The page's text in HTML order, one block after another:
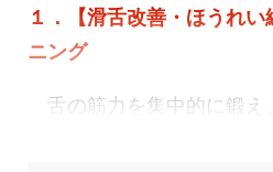
１．【滑舌改善・ほうれ
ニング
舌の筋力を集中的に鍛え